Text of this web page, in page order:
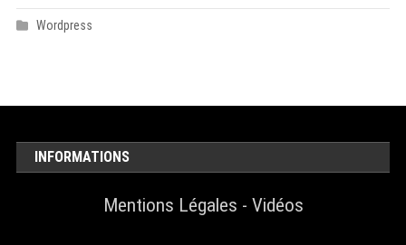
Wordpress
INFORMATIONS
Mentions Légales - Vidéos